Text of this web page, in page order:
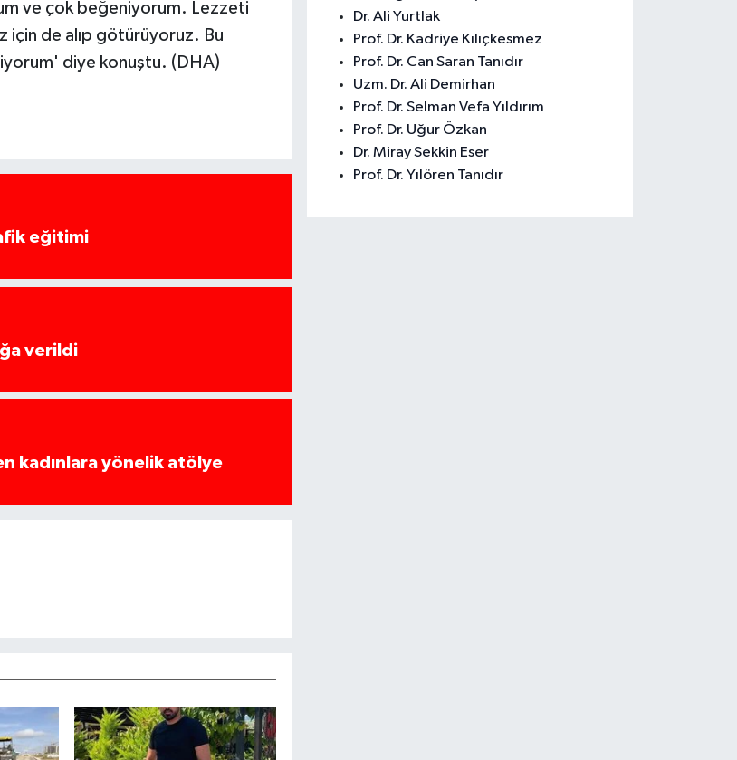
ve çok beğeniyorum. Lezzeti
için de alıp götürüyoruz. Bu
diye konuştu. (DHA)
eğitimi
verildi
kadınlara yönelik atölye
Dr. Ali Yurtlak
Prof. Dr. Kadriye Kılıçkesmez
Prof. Dr. Can Saran Tanıdır
Uzm. Dr. Ali Demirhan
Prof. Dr. Selman Vefa Yıldırım
Prof. Dr. Uğur Özkan
Dr. Miray Sekkin Eser
Prof. Dr. Yılören Tanıdır